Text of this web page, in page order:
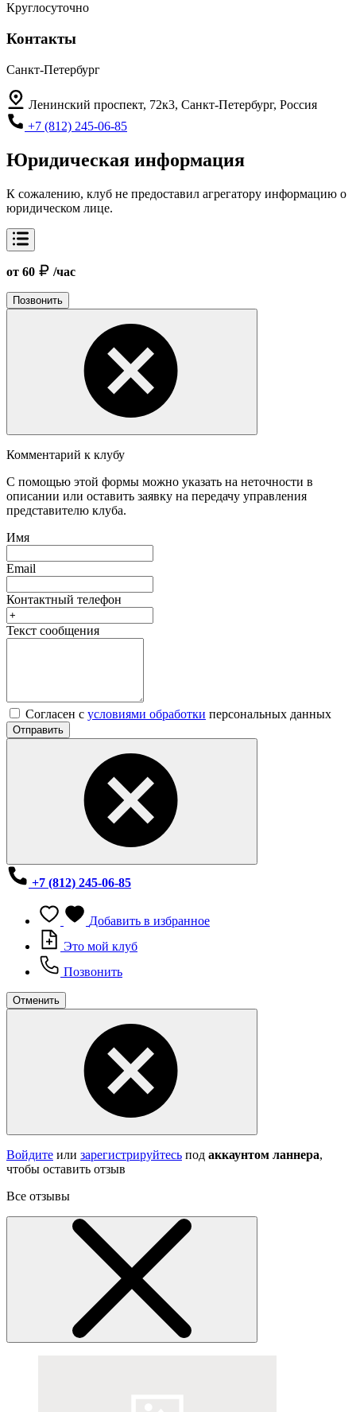
Круглосуточно
Контакты
Санкт-Петербург
Ленинский проспект, 72к3, Санкт-Петербург, Россия
+7 (812) 245-06-85
Юридическая информация
К сожалению, клуб не предоставил агрегатору информацию о
юридическом лице.
от 60 /час
Позвонить
Комментарий к клубу
С помощью этой формы можно указать на неточности в
описании или оставить заявку на передачу управления
представителю клуба.
Имя
Email
Контактный телефон
Текст сообщения
Согласен с условиями обработки персональных данных
Отправить
+7 (812) 245-06-85
Добавить в избранное
Это мой клуб
Позвонить
Отменить
Войдите или зарегистрируйтесь под аккаунтом ланнера,
чтобы оставить отзыв
Все отзывы